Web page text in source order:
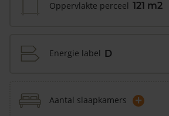
Oppervlakte perceel 121 m2
Energie label D
Aantal slaapkamers +